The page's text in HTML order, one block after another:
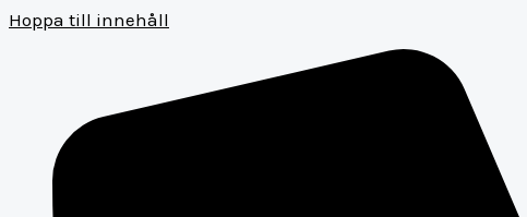
Hoppa till innehåll